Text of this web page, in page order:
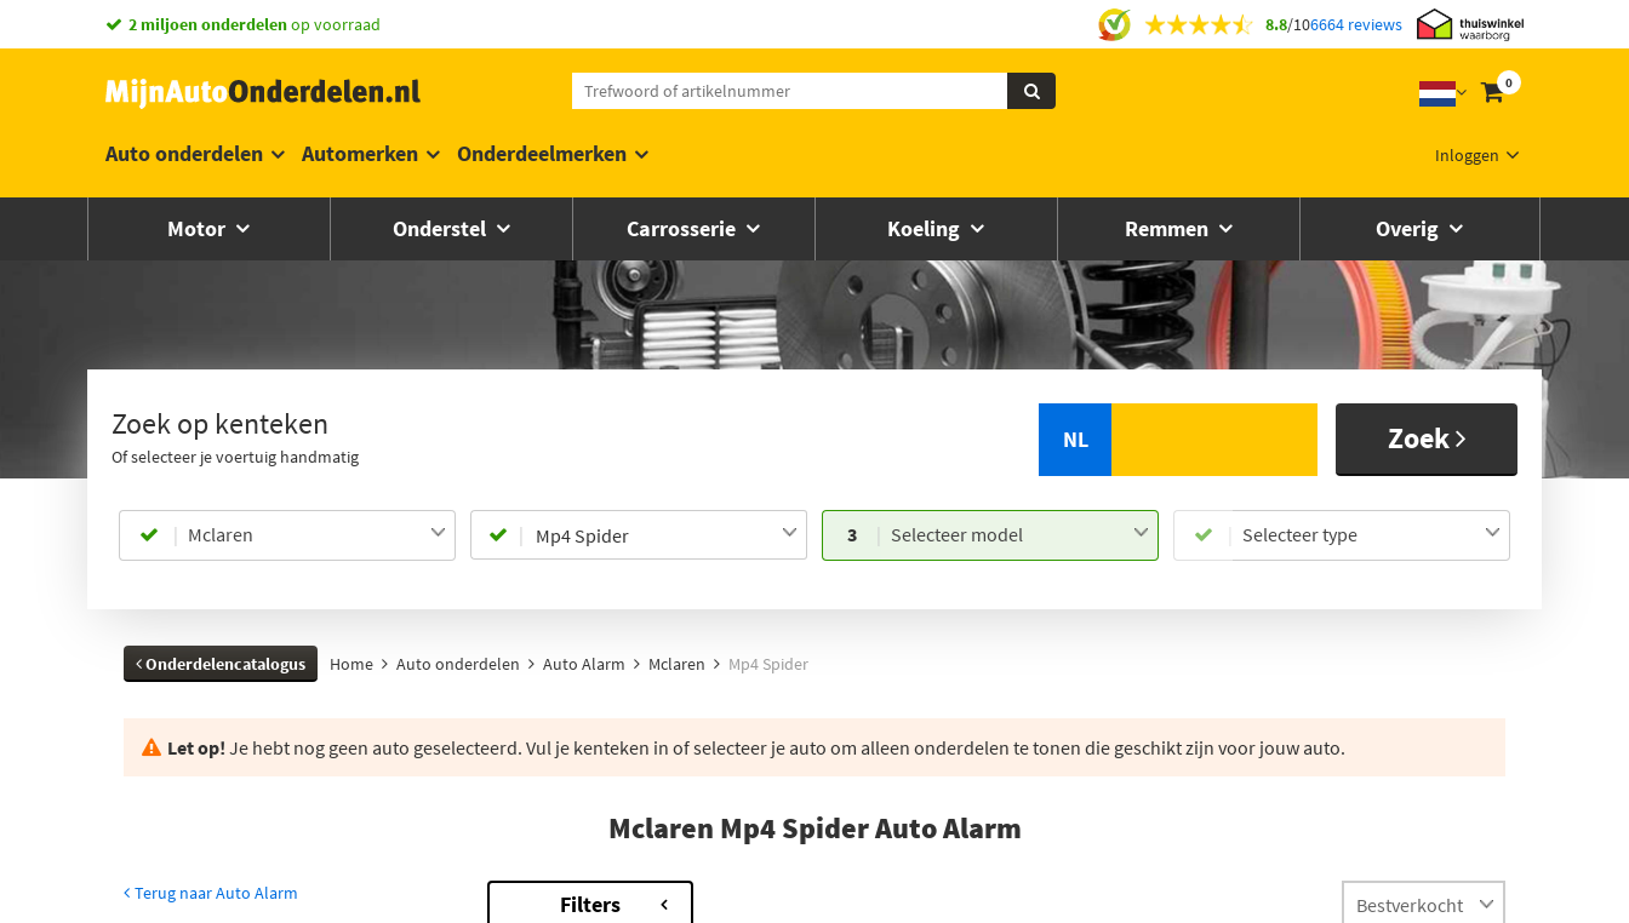
2 miljoen onderdelenop voorraad 8.8/106664 reviews
0
Inloggen
Auto onderdelen Automerken Onderdeelmerken
Motor Onderstel Carrosserie Koeling Remmen Overig
Zoek op kenteken
Of selecteer je voertuig handmatig
NL Zoek
Mclaren 3 Selecteer model Selecteer type
Onderdelencatalogus Home Auto onderdelen Auto Alarm Mclaren Mp4 Spider
Let op! Je hebt nog geen auto geselecteerd. Vul je kenteken in of selecteer je auto om alleen onderdelen te tonen die geschikt zijn voor jouw auto.
Mclaren Mp4 Spider Auto Alarm
Terug naar Auto Alarm Filters